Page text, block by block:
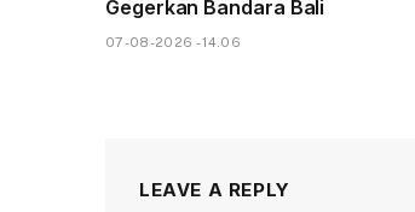
Gegerkan Bandara Bali
07-08-2026 - 14.06
LEAVE A REPLY